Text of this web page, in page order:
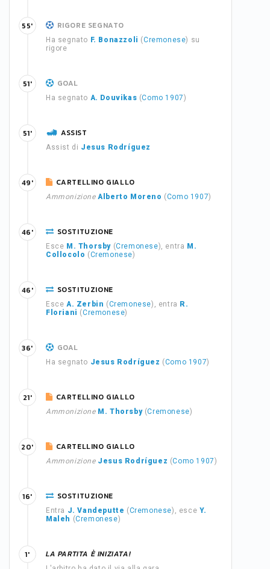
RIGORE SEGNATO
Ha segnato F. Bonazzoli (Cremonese) su
rigore
55'
GOAL
Ha segnato A. Douvikas (Como 1907)
51'
ASSIST
Assist di Jesus Rodríguez
51'
CARTELLINO GIALLO
Ammonizione Alberto Moreno (Como 1907)
49'
SOSTITUZIONE
Esce M. Thorsby (Cremonese), entra M.
Collocolo (Cremonese)
46'
SOSTITUZIONE
Esce A. Zerbin (Cremonese), entra R.
Floriani (Cremonese)
46'
GOAL
Ha segnato Jesus Rodríguez (Como 1907)
36'
CARTELLINO GIALLO
Ammonizione M. Thorsby(Cremonese)
21'
CARTELLINO GIALLO
Ammonizione Jesus Rodríguez (Como 1907)
20'
SOSTITUZIONE
Entra J. Vandeputte (Cremonese), esce Y.
Maleh (Cremonese)
16'
LA PARTITA È INIZIATA!
1'